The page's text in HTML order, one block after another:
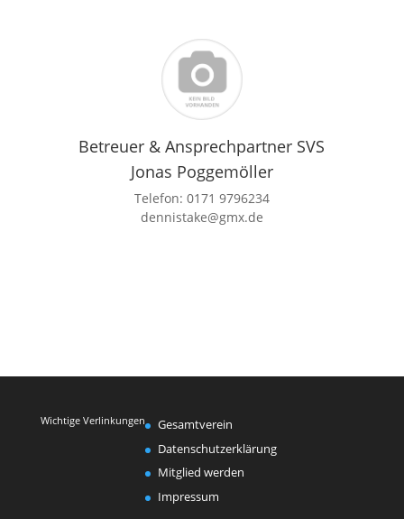
Betreuer & Ansprechpartner SVS
Jonas Poggemöller
Telefon: 0171 9796234
dennistake@gmx.de
Wichtige Verlinkungen
Gesamtverein
Datenschutzerklärung
Mitglied werden
Impressum